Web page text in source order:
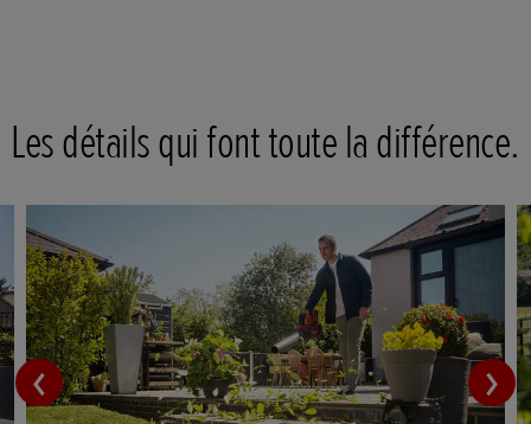
Les détails qui font toute la différence.